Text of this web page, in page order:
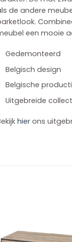
de andere
een mooie
Gedemonteerd
Belgisch design
Belgische
Uitgebreide
hier ons